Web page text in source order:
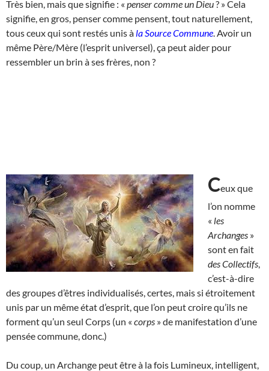
Très bien, mais que signifie : « penser comme un Dieu? » Cela
signifie, en gros, penser comme pensent, tout naturellement,
tous ceux qui sont restés unis à la Source Commune . Avoir un
même Père/Mère (l’esprit universel), ça peut aider pour
ressembler un brin à ses frères, non ?
Ceux que
l’on nomme
« les
Archanges »
sont en fait
des Collectifs
c’est-à-dire
des groupes d’êtres individualisés, certes, mais si étroitement
unis par un même état d’esprit, que l’on peut croire qu’ils ne
forment qu’un seul Corps (un « corps » de manifestation d’une
pensée commune, donc.)
Du coup, un Archange peut être à la fois Lumineux, intelligent,